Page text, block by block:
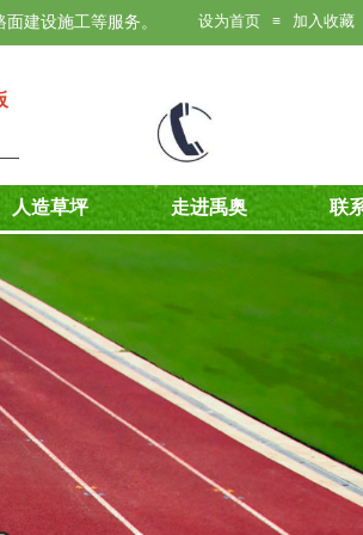
设为首页 ≡ 加入收藏
建设施工等服务。
人造草坪 走进禹奥 联